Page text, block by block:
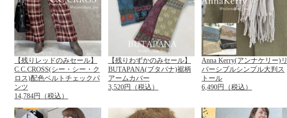
【残りレッドのみセール】
C.C.CROSS(シー・シー・ク
ロス)配色ベルトチェックパ
ンツ
14,784円（税込）
【残りわずかのみセール】
BUTAPANA(ブタパナ)裾柄
アームカバー
3,520円（税込）
Anna Kerry(アンナケリー)リ
バーシブルシンプル大判ス
トール
6,490円（税込）